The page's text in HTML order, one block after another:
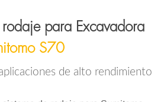
para Excavadora
S70
de alto rendimiento